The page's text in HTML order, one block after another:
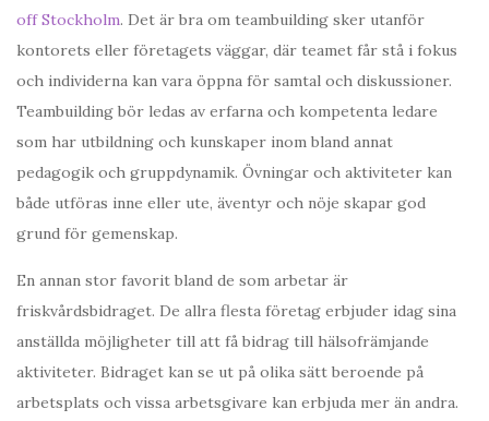
off Stockholm. Det är bra om teambuilding sker utanför
kontorets eller företagets väggar, där teamet får stå i fokus
och individerna kan vara öppna för samtal och diskussioner.
Teambuilding bör ledas av erfarna och kompetenta ledare
som har utbildning och kunskaper inom bland annat
pedagogik och gruppdynamik. Övningar och aktiviteter kan
både utföras inne eller ute, äventyr och nöje skapar god
grund för gemenskap.
En annan stor favorit bland de som arbetar är
friskvårdsbidraget. De allra flesta företag erbjuder idag sina
anställda möjligheter till att få bidrag till hälsofrämjande
aktiviteter. Bidraget kan se ut på olika sätt beroende på
arbetsplats och vissa arbetsgivare kan erbjuda mer än andra.